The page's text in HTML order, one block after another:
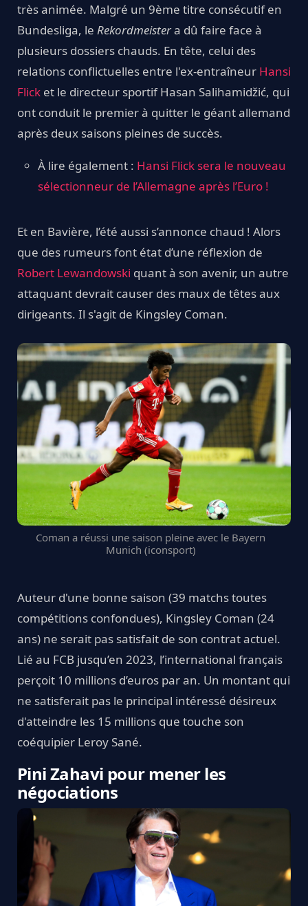
très animée. Malgré un 9ème titre consécutif en
Bundesliga, le Rekordmeistera dû faire face à
plusieurs dossiers chauds. En tête, celui des
relations conflictuelles entre l'ex-entraîneur Hansi
Flick et le directeur sportif Hasan Salihamidžić, qui
ont conduit le premier à quitter le géant allemand
après deux saisons pleines de succès.
À lire également : Hansi Flick sera le nouveau
sélectionneur de l’Allemagne après l’Euro !
Et en Bavière, l’été aussi s’annonce chaud ! Alors
que des rumeurs font état d’une réflexion de
Robert Lewandowski quant à son avenir, un autre
attaquant devrait causer des maux de têtes aux
dirigeants. Il s'agit de Kingsley Coman.
Coman a réussi une saison pleine avec le Bayern
Munich (iconsport)
Auteur d'une bonne saison (39 matchs toutes
compétitions confondues), Kingsley Coman (24
ans) ne serait pas satisfait de son contrat actuel.
Lié au FCB jusqu’en 2023, l’international français
perçoit 10 millions d’euros par an. Un montant qui
ne satisferait pas le principal intéressé désireux
d'atteindre les 15 millions que touche son
coéquipier Leroy Sané.
Pini Zahavi pour mener les
négociations